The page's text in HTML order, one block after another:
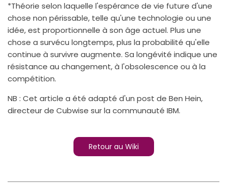
*Théorie selon laquelle l'espérance de vie future d'une
chose non périssable, telle qu'une technologie ou une
idée, est proportionnelle à son âge actuel. Plus une
chose a survécu longtemps, plus la probabilité qu'elle
continue à survivre augmente. Sa longévité indique une
résistance au changement, à l'obsolescence ou à la
compétition.
NB : Cet article a été adapté d'un post de Ben Hein,
directeur de Cubwise sur la communauté IBM.
Retour au Wiki